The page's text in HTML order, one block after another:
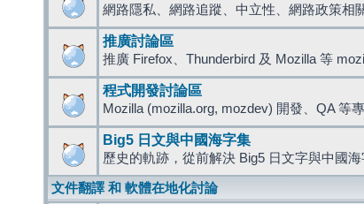
網路隱私、網路追蹤、中立性、網路政策相
推廣討論區
推廣 Firefox、Thunderbird 及 Mozilla 等
程式開發討論區
Mozilla (mozilla.org, mozdev) 開發、QA 等專
Big5 日文與中國海字集
歷史的軌跡，從前解決 Big5 日文字與中國
文件翻譯 和 軟體在地化討論